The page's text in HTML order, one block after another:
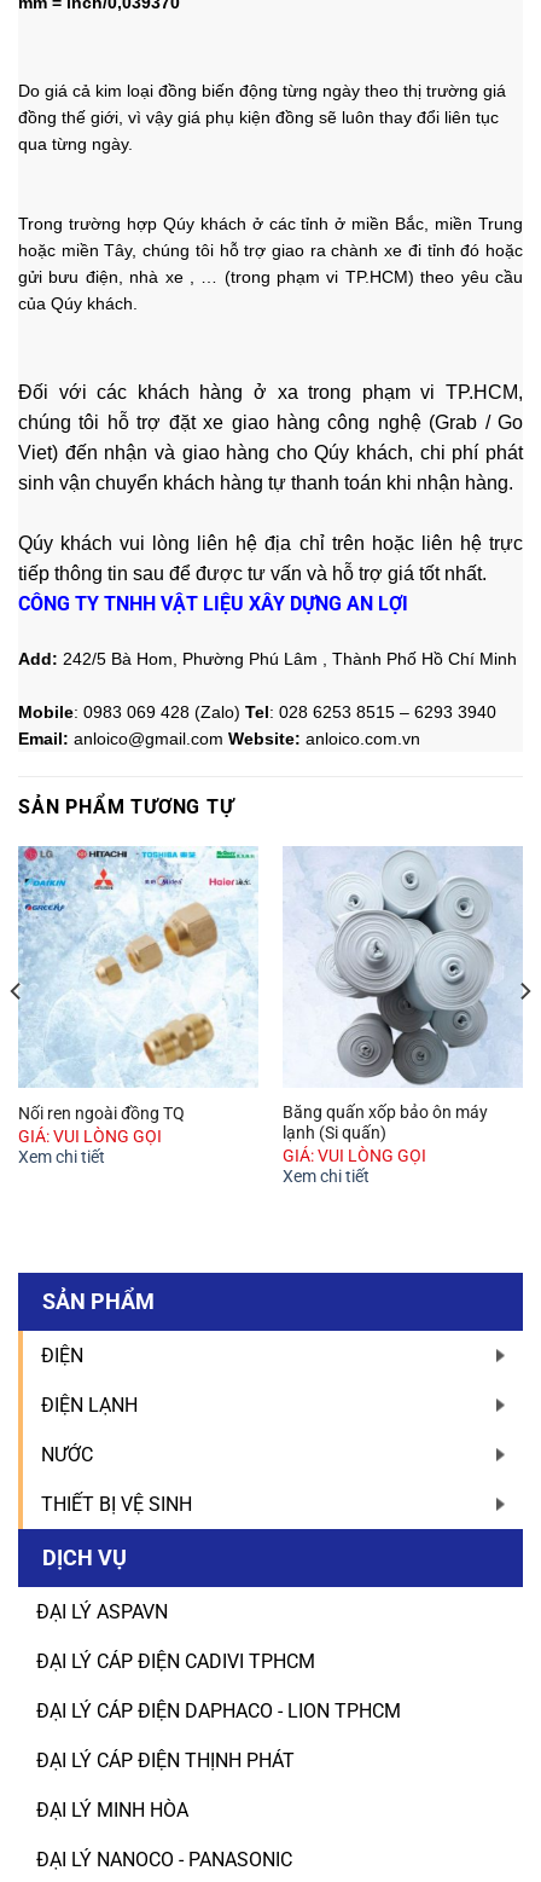
SẢN PHẨM
ĐIỆN
ĐIỆN LẠNH
NƯỚC
THIẾT BỊ VỆ SINH
DỊCH VỤ
ĐẠI LÝ ASPAVN
ĐẠI LÝ CÁP ĐIỆN CADIVI TPHCM
ĐẠI LÝ CÁP ĐIỆN DAPHACO - LION TPHCM
ĐẠI LÝ CÁP ĐIỆN THỊNH PHÁT
ĐẠI LÝ MINH HÒA
ĐẠI LÝ NANOCO - PANASONIC
Do giá cả kim loại đồng biến động từng ngày theo thị trường giá
đồng thế giới, vì vậy giá phụ kiện đồng sẽ luôn thay đổi liên tục
qua từng ngày.
Trong trường hợp Qúy khách ở các tỉnh ở miền Bắc, miền Trung
hoặc miền Tây, chúng tôi hỗ trợ giao ra chành xe đi tỉnh đó hoặc
gửi bưu điện, nhà xe , … (trong phạm vi TP.HCM) theo yêu cầu
của Qúy khách.
Đối với các khách hàng ở xa trong phạm vi TP.HCM,
chúng tôi hỗ trợ đặt xe giao hàng công nghệ (Grab / Go
Viet) đến nhận và giao hàng cho Qúy khách, chi phí phát
sinh vận chuyển khách hàng tự thanh toán khi nhận hàng.
Qúy khách vui lòng liên hệ địa chỉ trên hoặc liên hệ trực
tiếp thông tin sau để được tư vấn và hỗ trợ giá tốt nhất.
CÔNG TY TNHH VẬT LIỆU XÂY DỰNG AN LỢI
Add: 242/5 Bà Hom, Phường Phú Lâm , Thành Phố Hồ Chí Minh
Mobile: 0983 069 428 (Zalo) Tel: 028 6253 8515 – 6293 3940
Email: anloico@gmail.com Website: anloico. com.vn
SẢN PHẨM TƯƠNG TỰ
Nối ren ngoài đồng TQ
GIÁ: VUI LÒNG GỌI
Xem chi tiết
Băng quấn xốp bảo ôn máy
lạnh (Si quấn)
GIÁ: VUI LÒNG GỌI
Xem chi tiết